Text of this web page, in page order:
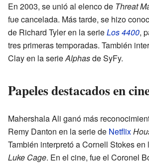
En 2003, se unió al elenco de Threat
fue cancelada. Más tarde, se hizo
de Richard Tyler en la serieLos 4400,
tres primeras temporadas. También
Clay en la serieAlphasde SyFy.
Papeles destacados en
Mahershala Ali ganó más
Remy Danton en la serie de Netflix
También interpretó a Cornell Stokes en
Luke Cage. En el cine, fue el Coronel